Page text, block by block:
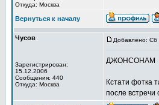
Откуда: Москва
Вернуться к началу
Чусов
Зарегистрирован:
15.12.2006
Сообщения: 440
Откуда: Москва
Добавлено: Сб
ДЖОНСОНАМ
Кстати фотка
после встречи